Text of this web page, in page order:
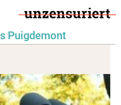
Puigdemont